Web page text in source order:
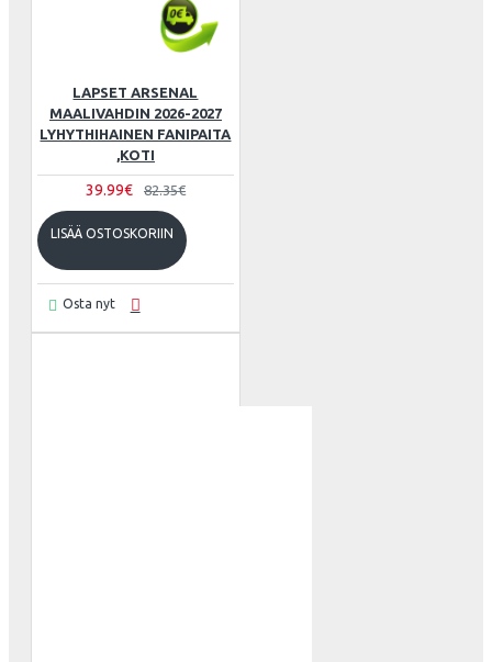
LAPSET ARSENAL
MAALIVAHDIN 2026-2027
LYHYTHIHAINEN FANIPAITA
,KOTI
39.99€ 82.35€
LISÄÄ OSTOSKORIIN
Osta nyt